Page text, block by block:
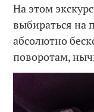
На этом
выбираться на
абсолютно
поворотам,